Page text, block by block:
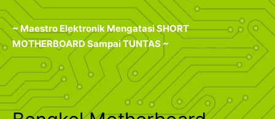
~ Maestro Elektronik Mengatasi SHORT
MOTHERBOARD Sampai TUNTAS ~